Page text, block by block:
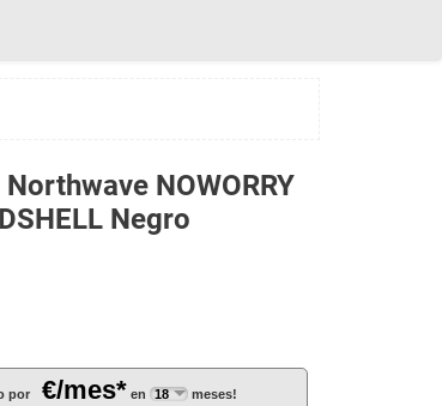
NOWORRY
Negro
por €/mes* en meses!